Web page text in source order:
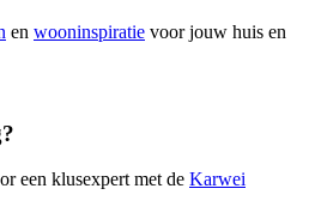
en wooninspiratie voor jouw huis en
een klusexpert met de Karwei